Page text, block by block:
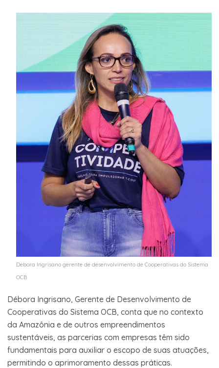
Debora Ingrisano gerente de desenvolvimento de Cooperativas do Sistema
OCB
Débora Ingrisano, Gerente de Desenvolvimento de
Cooperativas do Sistema OCB, conta que no contexto
da Amazônia e de outros empreendimentos
sustentáveis, as parcerias com empresas têm sido
fundamentais para auxiliar o escopo de suas atuações,
permitindo o aprimoramento dessas práticas.